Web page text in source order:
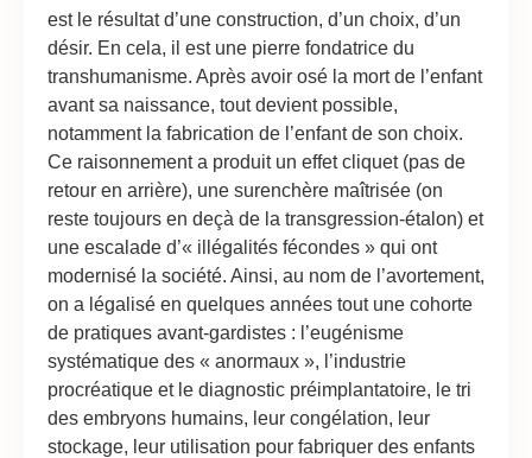
est le résultat d’une construction, d’un choix, d’un
désir. En cela, il est une pierre fondatrice du
transhumanisme. Après avoir osé la mort de l’enfant
avant sa naissance, tout devient possible,
notamment la fabrication de l’enfant de son choix.
Ce raisonnement a produit un effet cliquet (pas de
retour en arrière), une surenchère maîtrisée (on
reste toujours en deçà de la transgression-étalon) et
une escalade d’« illégalités fécondes » qui ont
modernisé la société. Ainsi, au nom de l’avortement,
on a légalisé en quelques années tout une cohorte
de pratiques avant-gardistes : l’eugénisme
systématique des « anormaux », l’industrie
procréatique et le diagnostic préimplantatoire, le tri
des embryons humains, leur congélation, leur
stockage, leur utilisation pour fabriquer des enfants